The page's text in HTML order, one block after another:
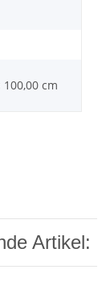
100,00 cm
Artikel: